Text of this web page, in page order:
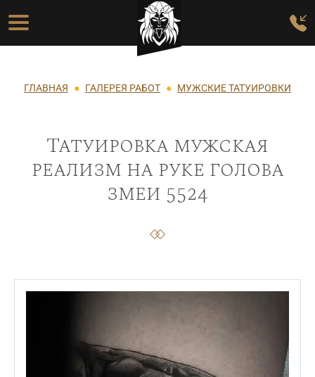
Перейти к основному содержанию
Основная навигация
Строка навигации
ГЛАВНАЯ ГАЛЕРЕЯ РАБОТ МУЖСКИЕ ТАТУИРОВКИ
Татуировка мужская
реализм на руке голова
змеи 5524